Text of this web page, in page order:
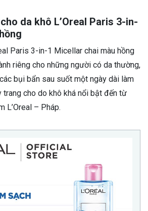
da khô L’Oreal Paris 3-in-
Paris 3-in-1 Micellar chai màu hồng
riêng cho những người có da thường,
bụi bẩn sau suốt một ngày dài làm
trang cho do khô khá nổi bật đến từ
L’Oreal – Pháp.